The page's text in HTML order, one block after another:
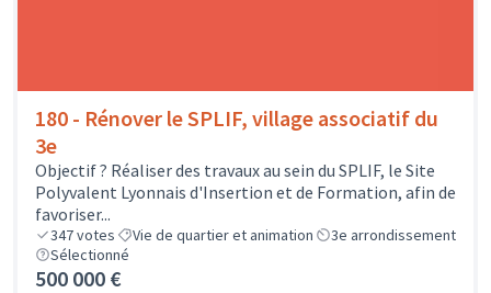
180 - Rénover le SPLIF, village associatif du
3e
Objectif ? Réaliser des travaux au sein du SPLIF, le Site
Polyvalent Lyonnais d'Insertion et de Formation, afin de
favoriser...
347votes Vie de quartier et animation
3e arrondissement
Sélectionné
500 000 €